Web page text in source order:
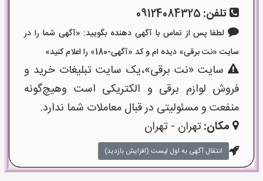
تلفن: 09124084325
لطفا پس از تماس با آگهی دهنده بگویید: «آگهی شما را در
سایت «نت برقی» دیده ام و کد «آگهی-180» را اعلام کنید»
سایت «نت برقی»،یک سایت تبلیغات خرید و
فروش لوازم برقی و الکتریکی است وهیچ‌گونه
منفعت و مسئولیتی در قبال معاملات شما ندارد.
مکان:تهران - تهران
انتقال آگهی به اول لیست (افزایش بازدید)